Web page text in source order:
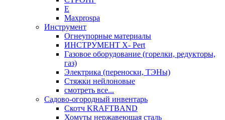
Е
Maxprospa
Инструмент
Огнеупорные материалы
ИНСТРУМЕНТ X- Pert
Газовое оборудование (горелки, редукторы,
газ)
Электрика (переноски, ТЭНы)
Стяжки нейлоновые
смотреть все...
Садово-огородный инвентарь
Скотч KRAFTBAND
Хомуты нержавеющая сталь